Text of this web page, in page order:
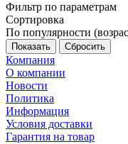
Фильтр по параметрам
Сортировка
По популярности
Сбросить
Компания
О компании
Новости
Политика
Информация
Условия доставки
Гарантия на товар